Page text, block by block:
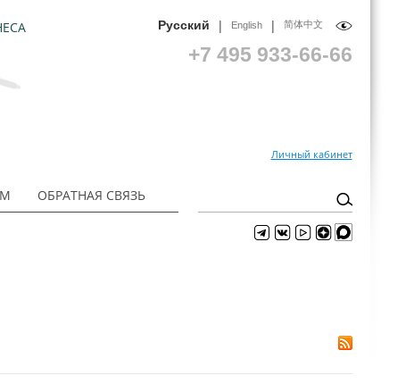
Русский | English| 简体中文
+7 495 933-66-66
Личный кабинет
ОБРАТНАЯ СВЯЗЬ